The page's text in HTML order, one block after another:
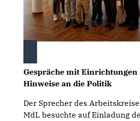
Gespräche mit
Hinweise an die Politik
Der Sprecher des
MdL besuchte auf Einladung